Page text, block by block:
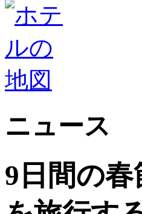
ニュース
9日間の